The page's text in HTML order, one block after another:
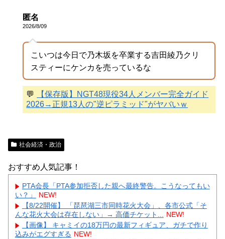
匿名
2026/8/09
こいつは今日で乃木坂を卒業する吉田綾乃クリ
スティーにケンカを売っているな
💬
【保存版】NGT48現役34人メンバー完全ガイド
2026→正規13人の"逆ピラミッド"がヤバいｗ
社会経済・政治
おすすめ人気記事！
PTA会長「PTA参加拒否した親へ最終警告。こうなってもい
い？」
NEW!
【8/22開催】 「琵琶湖三市同時花火大会」、各市公式「そ
んな花火大会は存在しない」→ 高価チケット...
NEW!
【画像】 キャミイの18万円の最新フィギュア、ガチで作り
込みがエグすぎる NEW!